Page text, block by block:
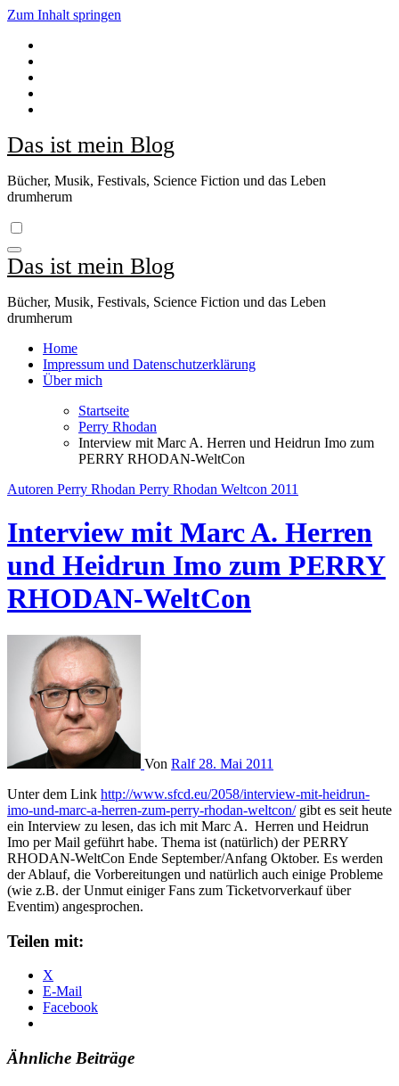
Zum Inhalt springen
Das ist mein Blog
Bücher, Musik, Festivals, Science Fiction und das Leben
drumherum
Das ist mein Blog
Bücher, Musik, Festivals, Science Fiction und das Leben
drumherum
Home
Impressum und Datenschutzerklärung
Über mich
Startseite
Perry Rhodan
Interview mit Marc A. Herren und Heidrun Imo zum
PERRY RHODAN-WeltCon
Autoren Perry Rhodan Perry Rhodan Weltcon 2011
Interview mit Marc A. Herren
und Heidrun Imo zum PERRY
RHODAN-WeltCon
Von Ralf 28. Mai 2011
Unter dem Link http://www.sfcd.eu/2058/interview-mit-heidrun-
imo-und-marc-a-herren-zum-perry-rhodan-weltcon/gibt es seit heute
ein Interview zu lesen, das ich mit Marc A. Herren und Heidrun
Imo per Mail geführt habe. Thema ist (natürlich) der PERRY
RHODAN-WeltCon Ende September/Anfang Oktober. Es werden
der Ablauf, die Vorbereitungen und natürlich auch einige Probleme
(wie z.B. der Unmut einiger Fans zum Ticketvorverkauf über
Eventim) angesprochen.
Teilen mit:
X
E-Mail
Facebook
Ähnliche Beiträge